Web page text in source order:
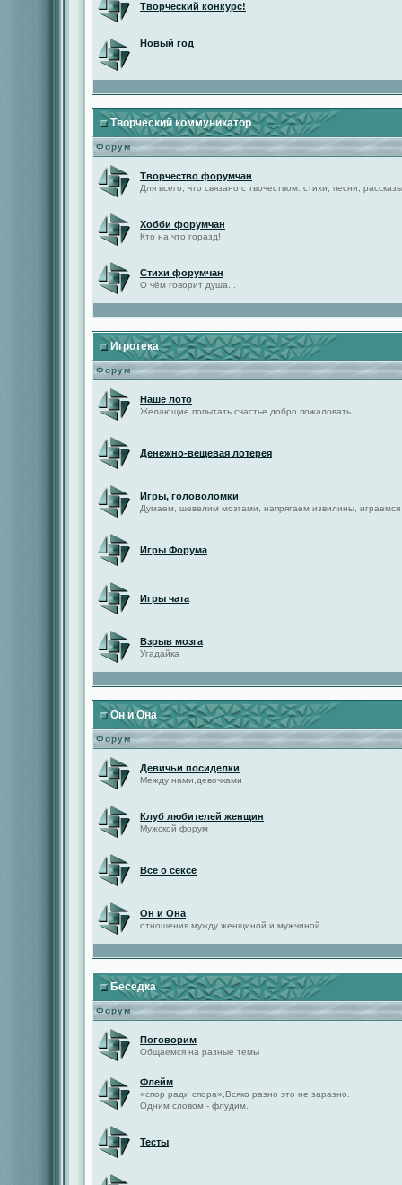
Творческий конкурс!
Новый год
Творческий коммуникатор
Форум
Творчество форумчан
Для всего, что связано с твочеством: стихи, песни,
Хобби форумчан
Кто на что горазд!
Стихи форумчан
О чём говорит душа...
Игротека
Форум
Наше лото
Желающие попытать счастье добро пожаловать...
Денежно-вещевая лотерея
Игры, головоломки
Думаем, шевелим мозгами, напрягаем извилины,
Игры Форума
Игры чата
Взрыв мозга
Угадайка
Он и Она
Форум
Девичьи посиделки
Между нами,девочками
Клуб любителей женщин
Мужской форум
Всё о сексе
Он и Она
отношения мужду женщиной и мужчиной
Беседка
Форум
Поговорим
Общаемся на разные темы
Флейм
«спор ради спора»,Всяко разно это не заразно.
Одним словом - флудим.
Тесты